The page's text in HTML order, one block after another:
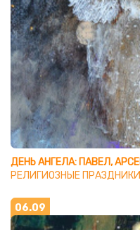
РЕЛИГИОЗНЫЕ ПРАЗДНИКИ
06.09